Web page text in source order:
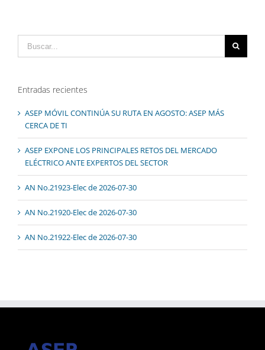
Entradas recientes
ASEP MÓVIL CONTINÚA SU RUTA EN AGOSTO: ASEP MÁS
CERCA DE TI
ASEP EXPONE LOS PRINCIPALES RETOS DEL MERCADO
ELÉCTRICO ANTE EXPERTOS DEL SECTOR
AN No.21923-Elec de 2026-07-30
AN No.21920-Elec de 2026-07-30
AN No.21922-Elec de 2026-07-30